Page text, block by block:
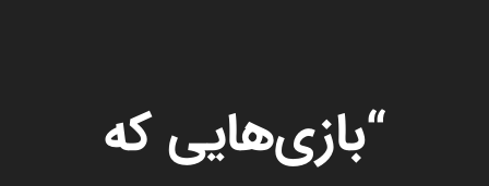
“بازی‌هایی که